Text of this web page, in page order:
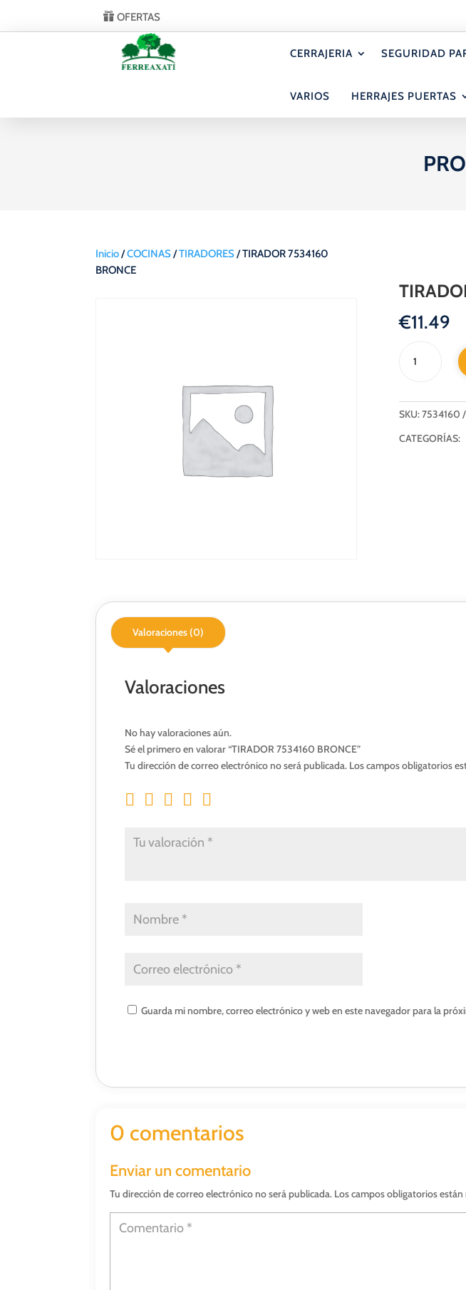
OFERTAS
CERRAJERIA SEGURIDAD
VARIOS HERRAJES PUERTAS
Inicio/COCINAS/TIRADORES/ TIRADOR 7534160
BRONCE
€11.49
7534160
SKU:7534160
CATEGORÍAS:
Valoraciones (0)
Valoraciones
No hay valoraciones aún.
Sé el primero en valorar “TIRADOR 7534160 BRONCE”
Tu dirección de correo electrónico no será publicada. Los campos obligatorios
Guarda mi nombre, correo electrónico y web en este navegador para la
0 comentarios
Enviar un comentario
Tu dirección de correo electrónico no será publicada. Los campos obligatorios